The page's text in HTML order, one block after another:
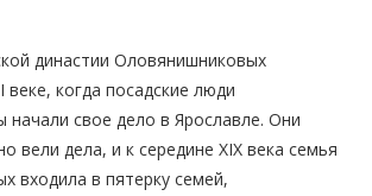
династии Оловянишниковых
веке, когда посадские люди
свое дело в Ярославле. Они
вели дела, и к середине XIX века семья
входила в пятерку семей,